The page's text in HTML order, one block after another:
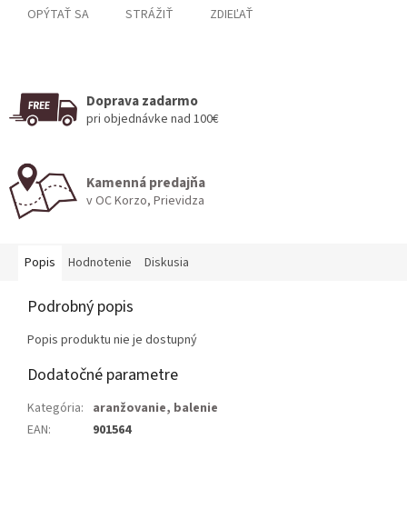
OPÝTAŤ SA STRÁŽIŤ ZDIEĽAŤ
Doprava zadarmo
pri objednávke nad 100€
Kamenná predajňa
v OC Korzo, Prievidza
Popis Hodnotenie Diskusia
Podrobný popis
Popis produktu nie je dostupný
Dodatočné parametre
Kategória: aranžovanie, balenie
EAN: 901564